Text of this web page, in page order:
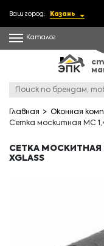
Ваш город: Казань
Каталог
Главная Оконная
Сетка москитная МС
СЕТКА МОСКИТНАЯ
XGLASS